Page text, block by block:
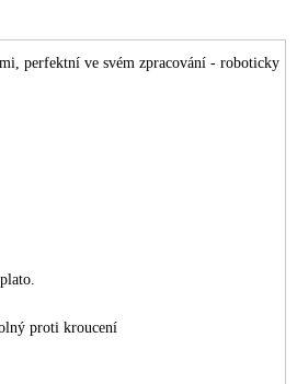
perfektní ve svém zpracování - roboticky
proti kroucení